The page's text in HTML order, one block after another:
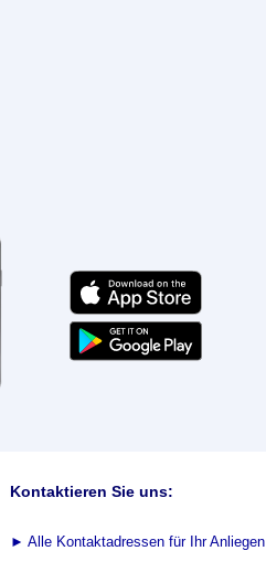
Kontaktieren Sie uns:
► Alle Kontaktadressen für Ihr Anliegen